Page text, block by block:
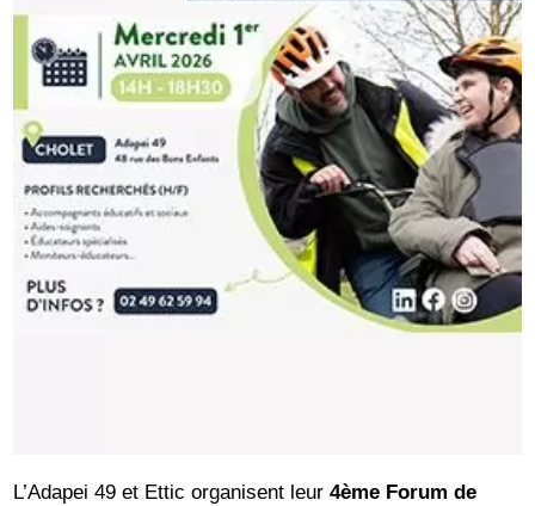
L’Adapei 49 et Ettic organisent leur4ème Forum de